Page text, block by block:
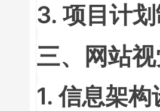
3. 项目计
三、网站
1. 信息架构